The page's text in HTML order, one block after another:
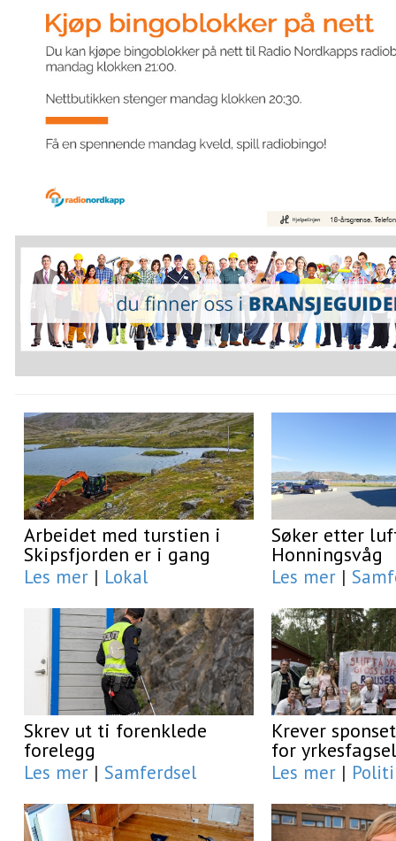
Arbeidet med turstien i
Skipsfjorden er i gang
Les mer | Lokal
Søker etter
Honningsvåg
Les mer |
Skrev ut ti forenklede
forelegg
Les mer | Samferdsel
Krever
for
Les mer |